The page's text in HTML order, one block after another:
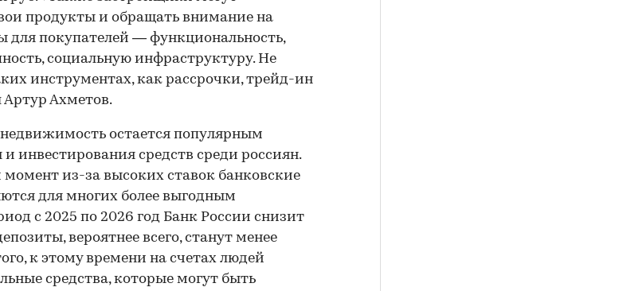
продукты и обращать внимание на
для покупателей — функциональность,
социальную инфраструктуру. Не
инструментах, как рассрочки, трейд-ин
Ахметов.
остается популярным
инвестирования средств среди россиян.
из-за высоких ставок банковские
для многих более выгодным
с 2025 по 2026 год Банк России снизит
вероятнее всего, станут менее
к этому времени на счетах людей
средства, которые могут быть